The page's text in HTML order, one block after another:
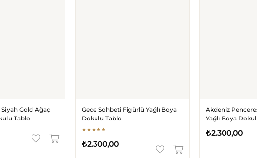
Gece Sohbeti Figürlü Yağlı Boya
₺2.300,00
Akdeniz Penceresi Limon Bahçesi
Yağlı Boya Dokulu Tablo